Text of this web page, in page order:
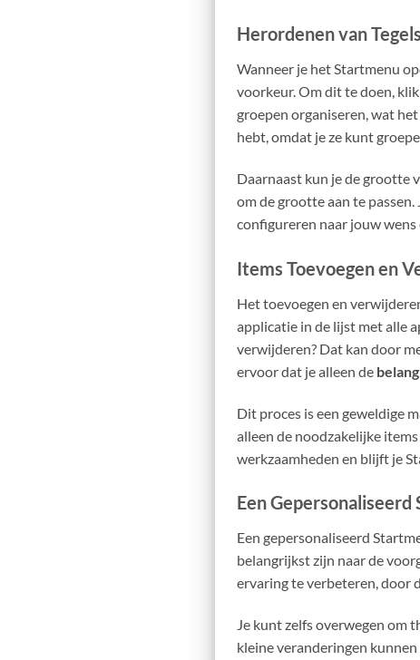
Herordenen van
Wanneer je het Startmenu
voorkeur. Om dit te doen,
groepen organiseren, wat
hebt, omdat je ze kunt
Daarnaast kun je de grootte
om de grootte aan te
configureren naar jouw
Items Toevoegen en
Het toevoegen en
applicatie in de lijst met alle
verwijderen? Dat kan door
ervoor dat je alleen de
Dit proces is een geweldige
alleen de noodzakelijke
werkzaamheden en blijft je
Een
Een gepersonaliseerd
belangrijkst zijn naar de
ervaring te verbeteren, door
Je kunt zelfs overwegen om
kleine veranderingen